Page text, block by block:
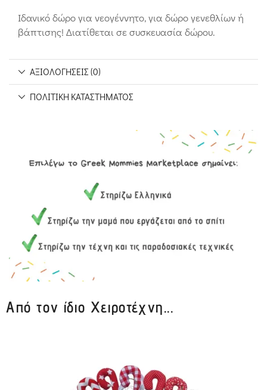
Ιδανικό δώρο για νεογέννητο, για δώρο γενεθλίων ή
βάπτισης! Διατίθεται σε συσκευασία δώρου.
ΑΞΙΟΛΟΓΉΣΕΙΣ (0)
ΠΟΛΙΤΙΚΉ ΚΑΤΑΣΤΉΜΑΤΟΣ
Από τον ίδιο Χειροτέχνη...